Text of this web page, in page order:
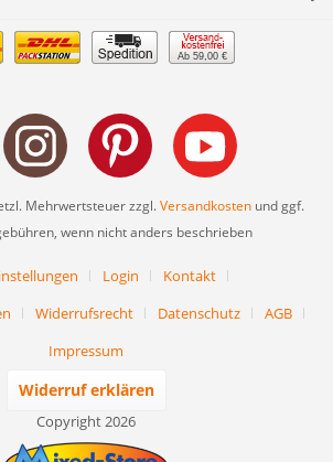
Ab 59,00 €
Mehrwertsteuer zzgl.Versandkosten und ggf.
wenn nicht anders beschrieben
Login
Kontakt
Widerrufsrecht Datenschutz
AGB
Impressum
Widerruf erklären
Copyright 2026